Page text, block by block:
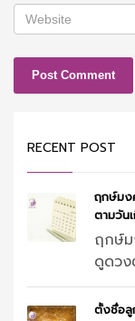
RECENT POST
ฤกษ์มง
ตามวัน
ฤกษ์
ดูดวง
ตั้งชื่อลู